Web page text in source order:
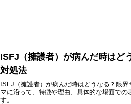
ISFJ（擁護者）が病んだ時はど
対処法
ISFJ（擁護者）が病んだ時はどうなる？限
マに沿って、特徴や理由、具体的な場面での
す。